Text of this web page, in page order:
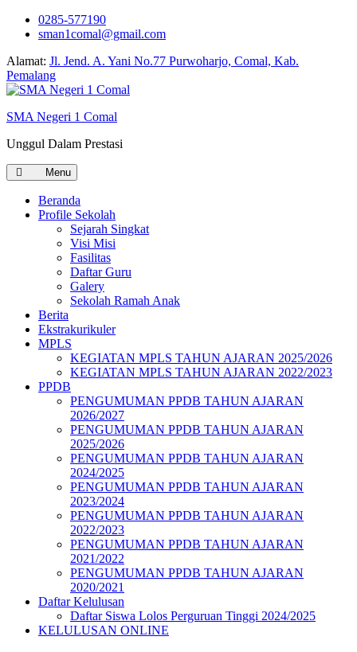
0285-577190
sman1comal@gmail.com
Alamat: Jl. Jend. A. Yani No.77 Purwoharjo, Comal, Kab.
Pemalang
SMA Negeri 1 Comal
Unggul Dalam Prestasi
Menu
Beranda
Profile Sekolah
Sejarah Singkat
Visi Misi
Fasilitas
Daftar Guru
Galery
Sekolah Ramah Anak
Berita
Ekstrakurikuler
MPLS
KEGIATAN MPLS TAHUN AJARAN 2025/2026
KEGIATAN MPLS TAHUN AJARAN 2022/2023
PPDB
PENGUMUMAN PPDB TAHUN AJARAN
2026/2027
PENGUMUMAN PPDB TAHUN AJARAN
2025/2026
PENGUMUMAN PPDB TAHUN AJARAN
2024/2025
PENGUMUMAN PPDB TAHUN AJARAN
2023/2024
PENGUMUMAN PPDB TAHUN AJARAN
2022/2023
PENGUMUMAN PPDB TAHUN AJARAN
2021/2022
PENGUMUMAN PPDB TAHUN AJARAN
2020/2021
Daftar Kelulusan
Daftar Siswa Lolos Perguruan Tinggi 2024/2025
KELULUSAN ONLINE